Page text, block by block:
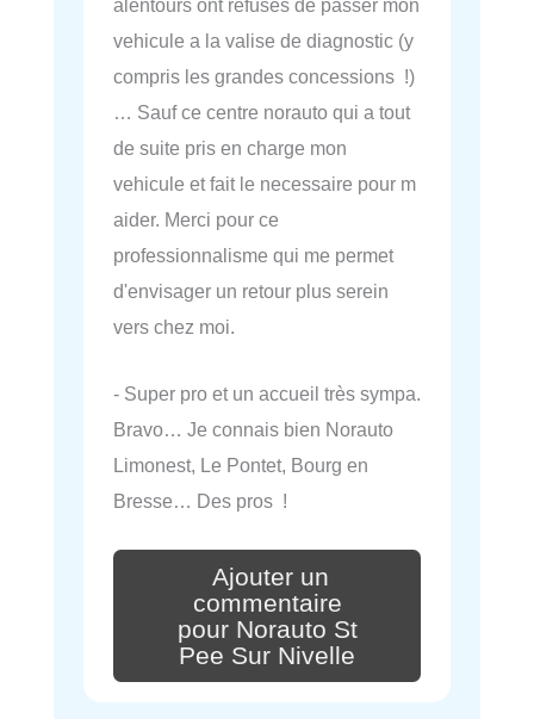
alentours ont refusés de passer mon
vehicule a la valise de diagnostic (y
compris les grandes concessions !)
… Sauf ce centre norauto qui a tout
de suite pris en charge mon
vehicule et fait le necessaire pour m
aider. Merci pour ce
professionnalisme qui me permet
d'envisager un retour plus serein
vers chez moi.
- Super pro et un accueil très sympa.
Bravo… Je connais bien Norauto
Limonest, Le Pontet, Bourg en
Bresse… Des pros !
Ajouter un
commentaire
pour Norauto St
Pee Sur Nivelle